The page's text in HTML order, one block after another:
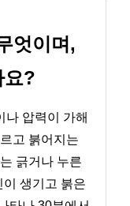
엇이며,
요?
나 압력이 가해
고 붉어지는
긁거나 누른
생기고 붉은